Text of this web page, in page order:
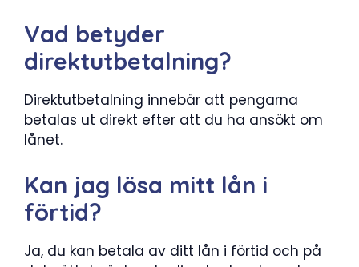
Vad betyder
direktutbetalning?
Direktutbetalning innebär att pengarna
betalas ut direkt efter att du ha ansökt om
lånet.
Kan jag lösa mitt lån i
förtid?
Ja, du kan betala av ditt lån i förtid och på